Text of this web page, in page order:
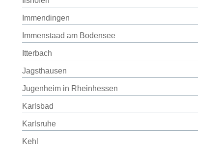
Immendingen
Immenstaad am Bodensee
Itterbach
Jagsthausen
Jugenheim in Rheinhessen
Karlsbad
Karlsruhe
Kehl